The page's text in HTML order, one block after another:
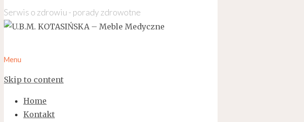
Serwis o zdrowiu - porady zdrowotne
Menu
Skip to content
Home
Kontakt